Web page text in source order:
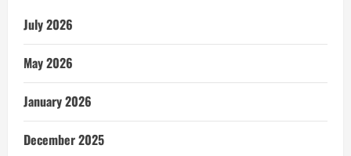
July 2026
May 2026
January 2026
December 2025